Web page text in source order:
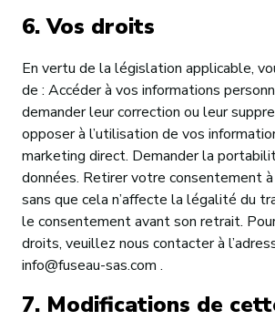
6. Vos droits
En vertu de la législation applicable,
de : Accéder à vos informations
demander leur correction ou leur
opposer à l’utilisation de vos
marketing direct. Demander la
données. Retirer votre consentement
sans que cela n’affecte la légalité du
le consentement avant son retrait.
droits, veuillez nous contacter à
info@fuseau-sas.com .
7. Modifications de